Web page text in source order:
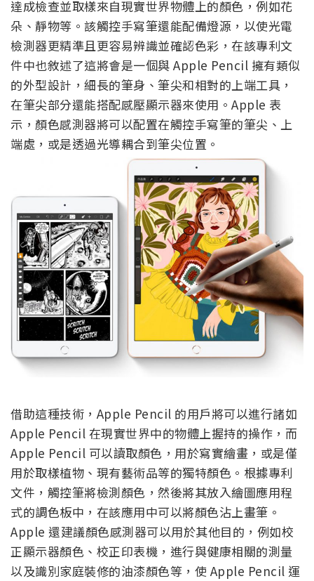
達成檢查並取樣來自現實世界物體上的顏色，例如花
朵、靜物等。該觸控手寫筆還能配備燈源，以使光電
檢測器更精準且更容易辨識並確認色彩，在該專利文
件中也敘述了這將會是一個與 Apple Pencil 擁有類似
的外型設計，細長的筆身、筆尖和相對的上端工具，
在筆尖部分還能搭配感壓顯示器來使用。Apple 表
示，顏色感測器將可以配置在觸控手寫筆的筆尖、上
端處，或是透過光導耦合到筆尖位置。
借助這種技術，Apple Pencil 的用戶將可以進行諸如
Apple Pencil 在現實世界中的物體上握持的操作，而
Apple Pencil 可以讀取顏色，用於寫實繪畫，或是僅
用於取樣植物、現有藝術品等的獨特顏色。根據專利
文件，觸控筆將檢測顏色，然後將其放入繪圖應用程
式的調色板中，在該應用中可以將顏色沾上畫筆。
Apple 還建議顏色感測器可以用於其他目的，例如校
正顯示器顏色、校正印表機，進行與健康相關的測量
以及識別家庭裝修的油漆顏色等，使 Apple Pencil 運